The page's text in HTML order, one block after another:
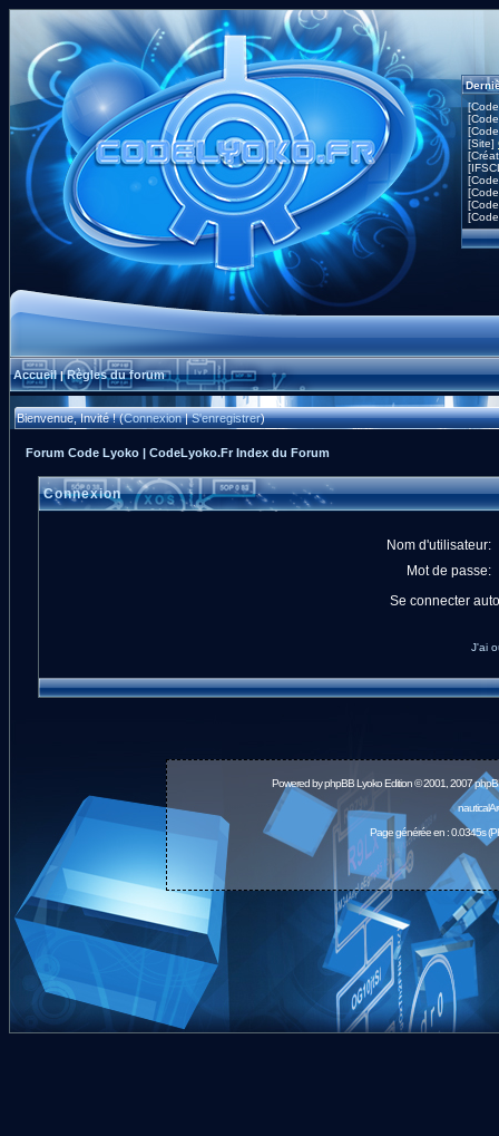
[Site]
Accueil|Règles du forum
Bienvenue, Invité ! (Connexion|S'enregistrer)
Forum Code Lyoko | CodeLyoko.Fr Index du Forum
Connexion
Nom d'utilisateur:
Mot de passe:
Se connecter
J'ai
Powered byphpBBLyoko Edition © 2001, 2007
Page générée en : 0.0345s